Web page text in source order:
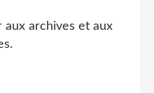
aux archives et aux
.